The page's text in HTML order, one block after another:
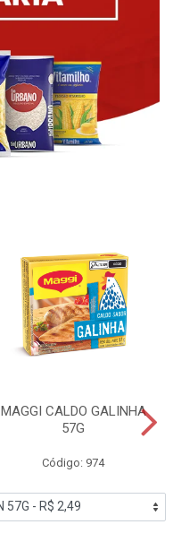
MAGGI CALDO GALINHA
57G
Código: 974